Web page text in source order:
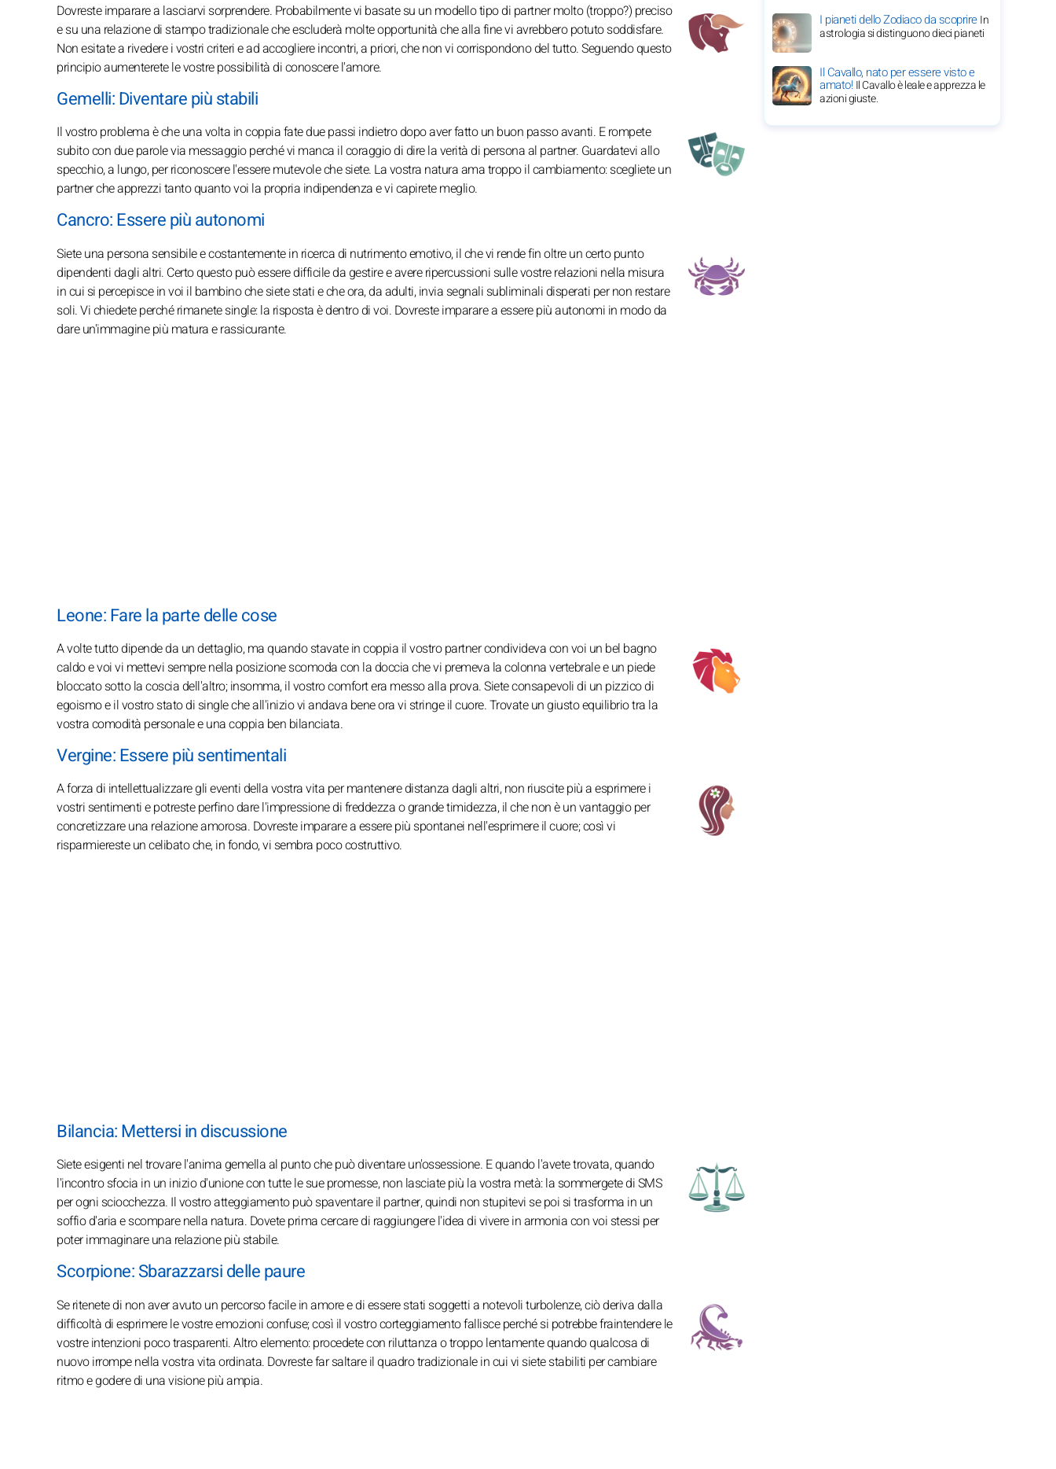
Dovreste imparare a lasciarvi sorprendere. Probabilmente vi basate su un modello tipo di partner molto (troppo?) preciso
e su una relazione di stampo tradizionale che escluderà molte opportunità che alla fine vi avrebbero potuto soddisfare.
Non esitate a rivedere i vostri criteri e ad accogliere incontri, a priori, che non vi corrispondono del tutto. Seguendo questo
principio aumenterete le vostre possibilità di conoscere l'amore.
Gemelli: Diventare più stabili
Il vostro problema è che una volta in coppia fate due passi indietro dopo aver fatto un buon passo avanti. E rompete
subito con due parole via messaggio perché vi manca il coraggio di dire la verità di persona al partner. Guardatevi allo
specchio, a lungo, per riconoscere l'essere mutevole che siete. La vostra natura ama troppo il cambiamento: scegliete un
partner che apprezzi tanto quanto voi la propria indipendenza e vi capirete meglio.
Cancro: Essere più autonomi
Siete una persona sensibile e costantemente in ricerca di nutrimento emotivo, il che vi rende fin oltre un certo punto
dipendenti dagli altri. Certo questo può essere difficile da gestire e avere ripercussioni sulle vostre relazioni nella misura
in cui si percepisce in voi il bambino che siete stati e che ora, da adulti, invia segnali subliminali disperati per non restare
soli. Vi chiedete perché rimanete single: la risposta è dentro di voi. Dovreste imparare a essere più autonomi in modo da
dare un'immagine più matura e rassicurante.
Leone: Fare la parte delle cose
A volte tutto dipende da un dettaglio, ma quando stavate in coppia il vostro partner condivideva con voi un bel bagno
caldo e voi vi mettevi sempre nella posizione scomoda con la doccia che vi premeva la colonna vertebrale e un piede
bloccato sotto la coscia dell'altro; insomma, il vostro comfort era messo alla prova. Siete consapevoli di un pizzico di
egoismo e il vostro stato di single che all'inizio vi andava bene ora vi stringe il cuore. Trovate un giusto equilibrio tra la
vostra comodità personale e una coppia ben bilanciata.
Vergine: Essere più sentimentali
A forza di intellettualizzare gli eventi della vostra vita per mantenere distanza dagli altri, non riuscite più a esprimere i
vostri sentimenti e potreste perfino dare l'impressione di freddezza o grande timidezza, il che non è un vantaggio per
concretizzare una relazione amorosa. Dovreste imparare a essere più spontanei nell'esprimere il cuore; così vi
risparmiereste un celibato che, in fondo, vi sembra poco costruttivo.
Bilancia: Mettersi in discussione
Siete esigenti nel trovare l'anima gemella al punto che può diventare un'ossessione. E quando l'avete trovata, quando
l'incontro sfocia in un inizio d'unione con tutte le sue promesse, non lasciate più la vostra metà: la sommergete di SMS
per ogni sciocchezza. Il vostro atteggiamento può spaventare il partner, quindi non stupitevi se poi si trasforma in un
soffio d'aria e scompare nella natura. Dovete prima cercare di raggiungere l'idea di vivere in armonia con voi stessi per
poter immaginare una relazione più stabile.
Scorpione: Sbarazzarsi delle paure
Se ritenete di non aver avuto un percorso facile in amore e di essere stati soggetti a notevoli turbolenze, ciò deriva dalla
difficoltà di esprimere le vostre emozioni confuse; così il vostro corteggiamento fallisce perché si potrebbe fraintendere le
vostre intenzioni poco trasparenti. Altro elemento: procedete con riluttanza o troppo lentamente quando qualcosa di
nuovo irrompe nella vostra vita ordinata. Dovreste far saltare il quadro tradizionale in cui vi siete stabiliti per cambiare
ritmo e godere di una visione più ampia.
I pianeti dello Zodiaco da scoprireIn
astrologia si distinguono dieci pianeti
Il Cavallo, nato per essere visto e
amato!Il Cavallo è leale e apprezza le
azioni giuste.